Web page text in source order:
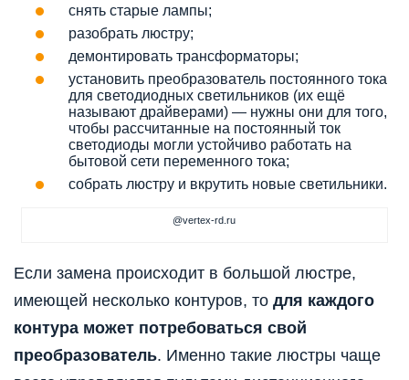
снять старые лампы;
разобрать люстру;
демонтировать трансформаторы;
установить преобразователь постоянного тока
для светодиодных светильников (их ещё
называют драйверами) — нужны они для того,
чтобы рассчитанные на постоянный ток
светодиоды могли устойчиво работать на
бытовой сети переменного тока;
собрать люстру и вкрутить новые светильники.
@vertex-rd.ru
Если замена происходит в большой люстре,
имеющей несколько контуров, то для каждого
контура может потребоваться свой
преобразователь. Именно такие люстры чаще